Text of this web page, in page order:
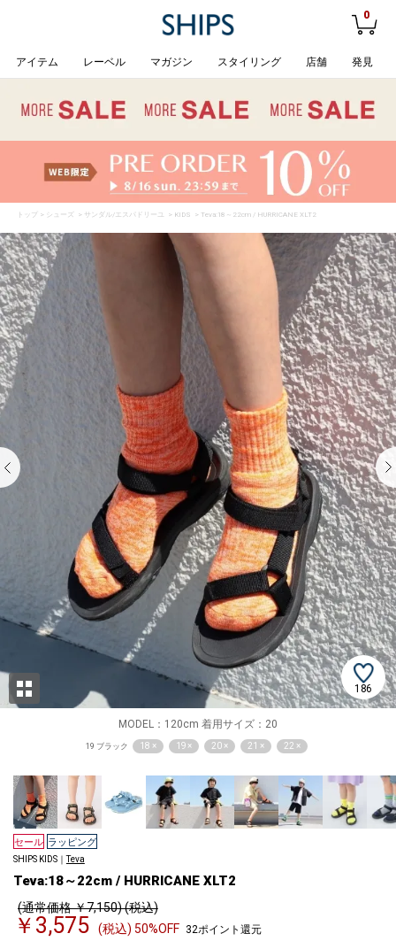
0
アイテム レーベル マガジン スタイリング 店舗 発見
トップ > シューズ > サンダル/エスパドリーユ > KIDS > Teva:18～22cm / HURRICANE XLT2
186
MODEL：120cm 着用サイズ：20
19 ブラック 18 × 19 × 20 × 21 × 22 ×
セール ラッピング
SHIPS KIDS｜Teva
Teva:18～22cm / HURRICANE XLT2
(通常価格 ￥7,150) (税込)
￥3,575 (税込) 50%OFF 32ポイント還元